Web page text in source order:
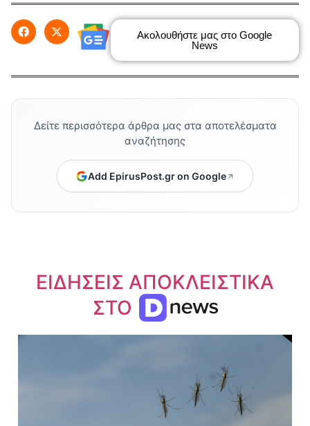
Ακολουθήστε μας στο Google
News
Δείτε περισσότερα άρθρα μας στα αποτελέσματα
αναζήτησης
Add EpirusPost.gr on Google
ΕΙΔΗΣΕΙΣ ΑΠΟΚΛΕΙΣΤΙΚΑ
ΣΤΟ